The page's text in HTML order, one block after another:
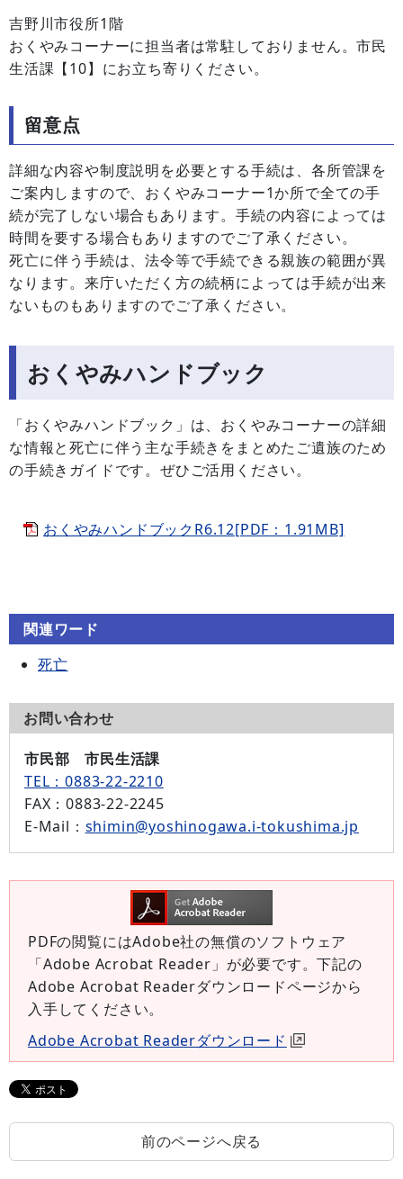
吉野川市役所1階
おくやみコーナーに担当者は常駐しておりません。市民
生活課【10】にお立ち寄りください。
留意点
詳細な内容や制度説明を必要とする手続は、各所管課を
ご案内しますので、おくやみコーナー1か所で全ての手
続が完了しない場合もあります。手続の内容によっては
時間を要する場合もありますのでご了承ください。
死亡に伴う手続は、法令等で手続できる親族の範囲が異
なります。来庁いただく方の続柄によっては手続が出来
ないものもありますのでご了承ください。
おくやみハンドブック
「おくやみハンドブック」は、おくやみコーナーの詳細
な情報と死亡に伴う主な手続きをまとめたご遺族のため
の手続きガイドです。ぜひご活用ください。
おくやみハンドブックR6.12[PDF：1.91MB]
関連ワード
死亡
お問い合わせ
市民部 市民生活課
TEL：0883-22-2210
FAX ：0883-22-2245
E-Mail ： shimin@yoshinogawa.i-tokushima.jp
PDFの閲覧にはAdobe社の無償のソフトウェア
「Adobe Acrobat Reader」が必要です。下記の
Adobe Acrobat Readerダウンロードページから
入手してください。
Adobe Acrobat Readerダウンロード
前のページへ戻る